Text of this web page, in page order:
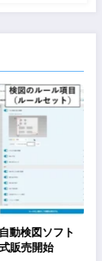
ス「Workschool